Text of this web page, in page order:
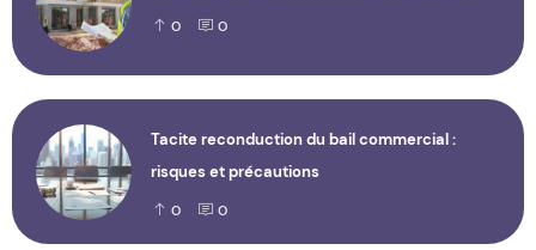
0 0
Tacite reconduction du bail commercial :
risques et précautions
0 0